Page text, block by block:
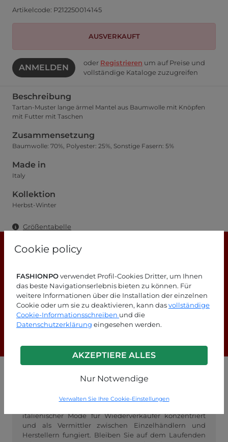
Cookie policy
FASHIONPOverwendet Profil-Cookies Dritter, um Ihnen
das beste Navigationserlebnis bieten zu können. Für
weitere Informationen über die Installation der einzelnen
Cookie oder um sie zu deaktivieren, kann dasvollständige
Cookie-Informationsschreiben und die
Datenschutzerklärung eingesehen werden.
AKZEPTIERE ALLES
Nur Notwendige
Verwalten Sie Ihre Cookie-Einstellungen
Artikelcode: P212250014145
AUSVERKAUFT
ANMELDEN oder Registrieren um auf Preise und
vollständige Kataloge zuzugreifen
Beschreibung
Tartan-Muster lange ärmel Mantel aus Baumwolle mit Knöpfen
mit Futter mit Taschen
Zusammensetzung
Baumwolle: 70%, Polyester: 25%, Sonstige Fasern: 5%
Made in
Italy
Kollektion
Herbst-Winter
Größentabelle
Suchen Sie nach Antworten?
Schauen Sie sich unsere FAQ-Seite an!
GROSSHANDEL FASHIONPO
FashionPo.com ist ein Online-Großhändler für
italienischer Mode für Wiederverkäufer konzentriert
und als Vermittler zwischen Einzelhändlern und
Herstellern fungiert. Bleiben Sie auf dem Laufenden